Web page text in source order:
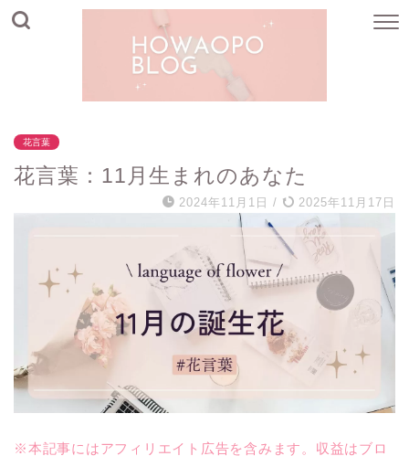
花言葉
花言葉：11月生まれのあなた
2024年11月1日 / 2025年11月17日
※本記事にはアフィリエイト広告を含みます。収益はブロ